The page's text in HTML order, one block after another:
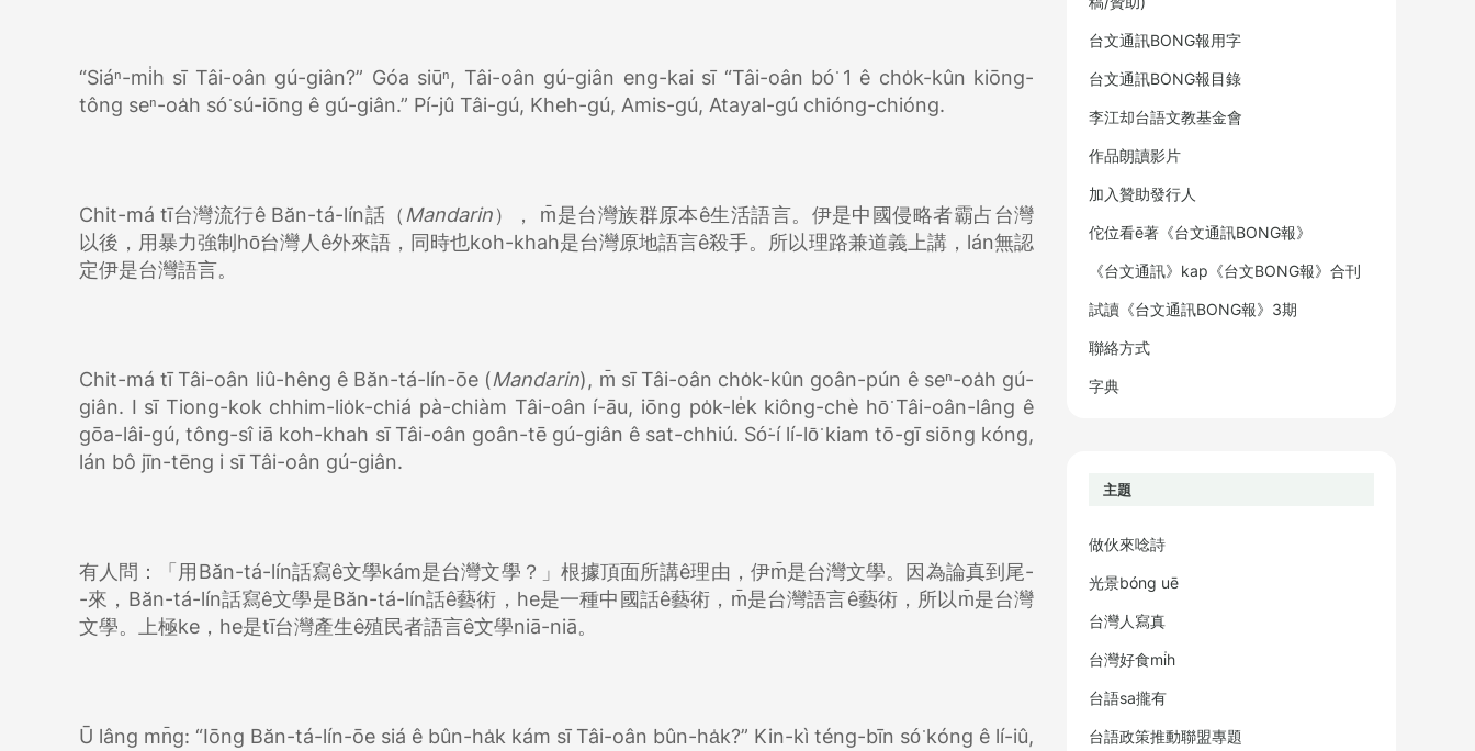
“Siáⁿ-mi̍h sī Tâi-oân gú-giân?” Góa siūⁿ, Tâi-oân gú-giân eng-kai sī “Tâi-oân bó͘ 1 ê cho̍k-kûn kiōng-
tông seⁿ-oa̍h só͘ sú-iōng ê gú-giân.” Pí-jû Tâi-gú, Kheh-gú, Amis-gú, Atayal-gú chióng-chióng.
Chit-má tī台灣流行ê Băn-tá-lín話（ Mandarin）， m̄是台灣族群原本ê生活語言。伊是中國侵略者霸占台灣
以後，用暴力強制hō͘台灣人ê外來語，同時也koh-khah是台灣原地語言ê殺手。所以理路兼道義上講，lán無認
定伊是台灣語言。
Chit-má tī Tâi-oân liû-hêng ê Băn-tá-lín-ōe (Mandarin), m̄ sī Tâi-oân cho̍k-kûn goân-pún ê seⁿ-oa̍h gú-
giân. I sī Tiong-kok chhim-lio̍k-chiá pà-chiàm Tâi-oân í-āu, iōng po̍k-le̍k kiông-chè hō͘ Tâi-oân-lâng ê
gōa-lâi-gú, tông-sî iā koh-khah sī Tâi-oân goân-tē gú-giân ê sat-chhiú. Só͘-í lí-lō͘ kiam tō-gī siōng kóng,
lán bô jīn-tēng i sī Tâi-oân gú-giân.
有人問：「用Băn-tá-lín話寫ê文學kám是台灣文學？」根據頂面所講ê理由，伊m̄是台灣文學。因為論真到尾-
-來，Băn-tá-lín話寫ê文學是Băn-tá-lín話ê藝術，he是一種中國話ê藝術，m̄是台灣語言ê藝術，所以m̄是台灣
文學。上極ke，he是tī台灣產生ê殖民者語言ê文學niā-niā。
Ū lâng mn̄g: “Iōng Băn-tá-lín-ōe siá ê bûn-ha̍k kám sī Tâi-oân bûn-ha̍k?” Kin-kì téng-bīn só͘ kóng ê lí-iû,
台文通訊BONG報用字
台文通訊BONG報目錄
李江却台語文教基金會
作品朗讀影片
加入贊助發行人
佗位看ē著《台文通訊BONG報》
《台文通訊》kap《台文BONG報》合刊
試讀《台文通訊BONG報》3期
聯絡方式
字典
主題
做伙來唸詩
光景bóng uē
台灣人寫真
台灣好食mi̍h
台語sa攏有
台語政策推動聯盟專題